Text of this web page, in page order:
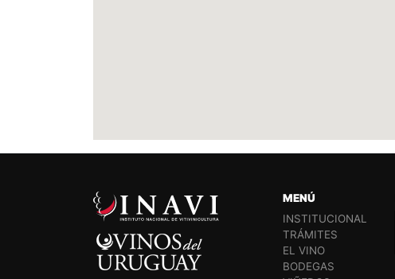
MENÚ
INSTITUCIONAL
TRÁMITES
EL VINO
BODEGAS